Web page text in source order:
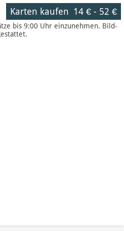
Karten kaufen 14 €- 52 €
bis 9:00 Uhr einzunehmen. Bild-